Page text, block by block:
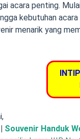
acara penting.
kebutuhan
menarik yang
Souvenir Handuk